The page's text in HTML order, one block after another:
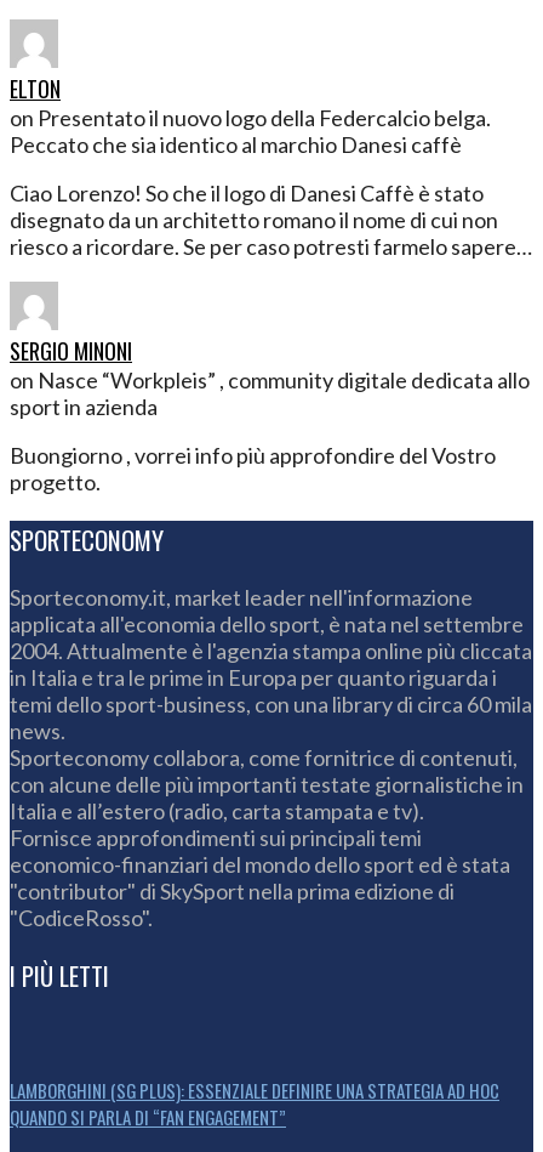
ELTON
on Presentato il nuovo logo della Federcalcio belga.
Peccato che sia identico al marchio Danesi caffè
Ciao Lorenzo! So che il logo di Danesi Caffè è stato
disegnato da un architetto romano il nome di cui non
riesco a ricordare. Se per caso potresti farmelo sapere…
SERGIO MINONI
on Nasce “Workpleis” , community digitale dedicata allo
sport in azienda
Buongiorno , vorrei info più approfondire del Vostro
progetto.
SPORTECONOMY
Sporteconomy.it, market leader nell'informazione
applicata all'economia dello sport, è nata nel settembre
2004. Attualmente è l'agenzia stampa online più cliccata
in Italia e tra le prime in Europa per quanto riguarda i
temi dello sport-business, con una library di circa 60 mila
news.
Sporteconomy collabora, come fornitrice di contenuti,
con alcune delle più importanti testate giornalistiche in
Italia e all’estero (radio, carta stampata e tv).
Fornisce approfondimenti sui principali temi
economico-finanziari del mondo dello sport ed è stata
"contributor" di SkySport nella prima edizione di
"CodiceRosso".
I PIÙ LETTI
LAMBORGHINI (SG PLUS): ESSENZIALE DEFINIRE UNA STRATEGIA AD HOC
QUANDO SI PARLA DI “FAN ENGAGEMENT”